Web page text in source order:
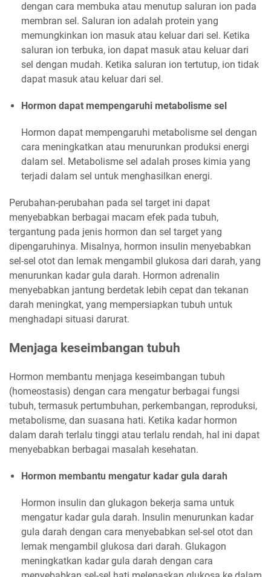
dengan cara membuka atau menutup saluran ion pada
membran sel. Saluran ion adalah protein yang
memungkinkan ion masuk atau keluar dari sel. Ketika
saluran ion terbuka, ion dapat masuk atau keluar dari
sel dengan mudah. Ketika saluran ion tertutup, ion tidak
dapat masuk atau keluar dari sel.
Hormon dapat mempengaruhi metabolisme sel
Hormon dapat mempengaruhi metabolisme sel dengan
cara meningkatkan atau menurunkan produksi energi
dalam sel. Metabolisme sel adalah proses kimia yang
terjadi dalam sel untuk menghasilkan energi.
Perubahan-perubahan pada sel target ini dapat
menyebabkan berbagai macam efek pada tubuh,
tergantung pada jenis hormon dan sel target yang
dipengaruhinya. Misalnya, hormon insulin menyebabkan
sel-sel otot dan lemak mengambil glukosa dari darah, yang
menurunkan kadar gula darah. Hormon adrenalin
menyebabkan jantung berdetak lebih cepat dan tekanan
darah meningkat, yang mempersiapkan tubuh untuk
menghadapi situasi darurat.
Menjaga keseimbangan tubuh
Hormon membantu menjaga keseimbangan tubuh
(homeostasis) dengan cara mengatur berbagai fungsi
tubuh, termasuk pertumbuhan, perkembangan, reproduksi,
metabolisme, dan suasana hati. Ketika kadar hormon
dalam darah terlalu tinggi atau terlalu rendah, hal ini dapat
menyebabkan berbagai masalah kesehatan.
Hormon membantu mengatur kadar gula darah
Hormon insulin dan glukagon bekerja sama untuk
mengatur kadar gula darah. Insulin menurunkan kadar
gula darah dengan cara menyebabkan sel-sel otot dan
lemak mengambil glukosa dari darah. Glukagon
meningkatkan kadar gula darah dengan cara